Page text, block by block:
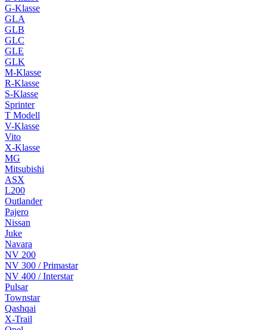
G-Klasse
GLA
GLB
GLC
GLE
GLK
M-Klasse
R-Klasse
S-Klasse
Sprinter
T Modell
V-Klasse
Vito
X-Klasse
MG
Mitsubishi
ASX
L200
Outlander
Pajero
Nissan
Juke
Navara
NV 200
NV 300 / Primastar
NV 400 / Interstar
Pulsar
Townstar
Qashqai
X-Trail